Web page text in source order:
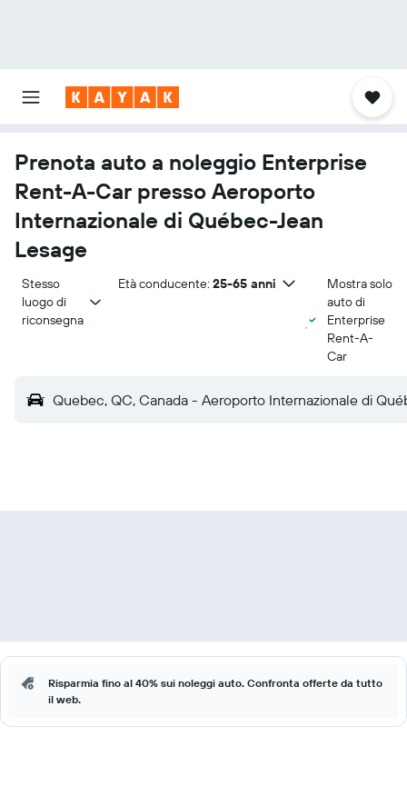
Prenota auto a noleggio Enterprise
Rent-A-Car presso Aeroporto
Internazionale di Québec-Jean
Lesage
Stesso
luogo di
riconsegna
Età conducente: 25-65 anni
Mostra solo
auto di
Enterprise
Rent-A-
Car
Quebec, QC, Canada - Aeroporto Internazionale di
Risparmia fino al 40% sui noleggi auto. Confronta offerte da tutto
il web.